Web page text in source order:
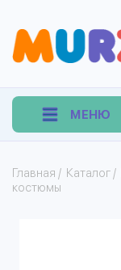
МЕНЮ
Главная / Каталог /
костюмы